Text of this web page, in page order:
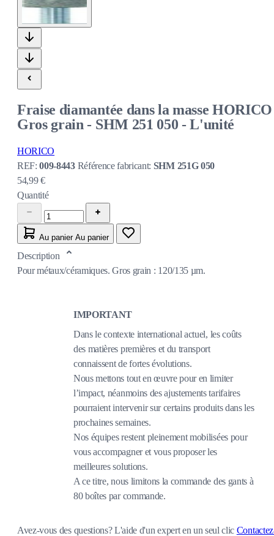
Fraise diamantée dans la masse
Gros grain - SHM 251 050 - L'unité
HORICO
REF:009-8443 Référence fabricant: SHM 251G 050
54,99 €
Quantité
Au panier Au panier
Description
Pour métaux/céramiques. Gros grain : 120/135 µm.
IMPORTANT
Dans le contexte international actuel, les coûts
des matières premières et du transport
connaissent de fortes évolutions.
Nous mettons tout en œuvre pour en limiter
l’impact, néanmoins des ajustements tarifaires
pourraient intervenir sur certains produits dans les
prochaines semaines.
Nos équipes restent pleinement mobilisées pour
vous accompagner et vous proposer les
meilleures solutions.
A ce titre, nous limitons la commande des gants à
80 boîtes par commande.
Avez-vous des questions?L'aide d'un expert en un seul clic